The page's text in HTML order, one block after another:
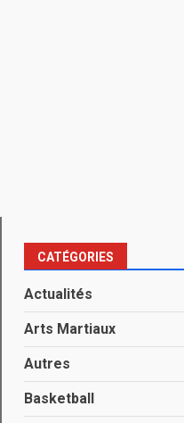
CATÉGORIES
Actualités
Arts Martiaux
Autres
Basketball